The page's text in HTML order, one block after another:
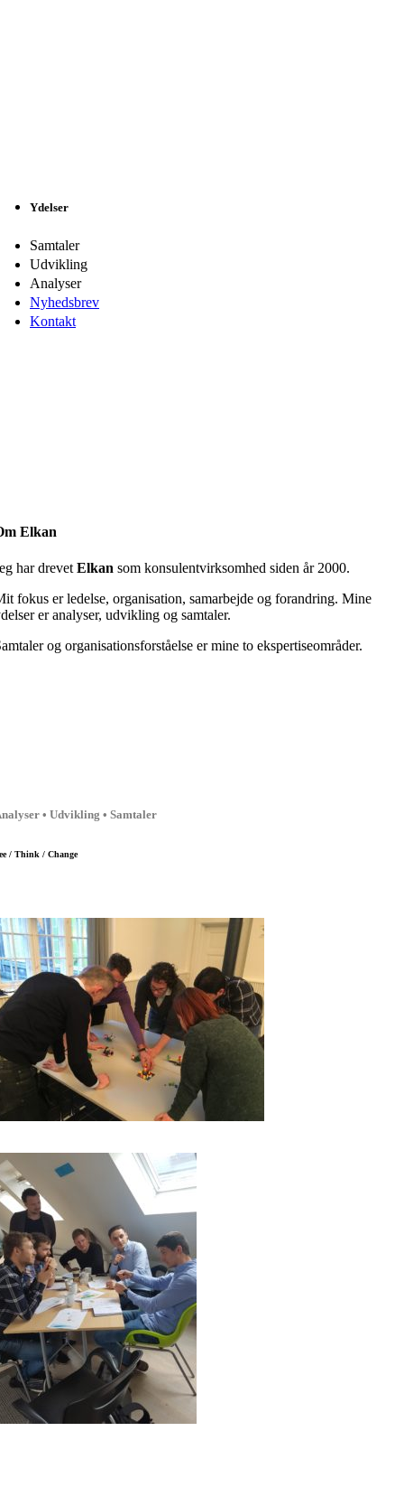
Ydelser
Samtaler
Udvikling
Analyser
Nyhedsbrev
Kontakt
Elkan
har drevet Elkan som konsulentvirksomhed siden år 2000.
fokus er ledelse, organisation, samarbejde og forandring. Mine
er analyser, udvikling og samtaler.
og organisationsforståelse er mine to ekspertiseområder.
• Udvikling • Samtaler
/ Think / Change